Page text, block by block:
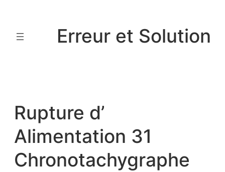
contenu
Erreur et Solution
Rupture d’
Alimentation 31
Chronotachygraphe